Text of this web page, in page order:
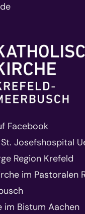
Facebook
Josefshospital
Region Krefeld
im Pastoralen
Bistum Aachen